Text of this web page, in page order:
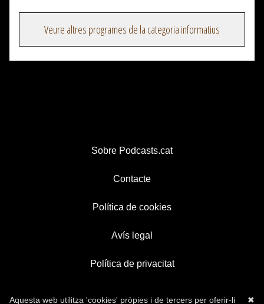
Veure altres programes de la categoria informatius
Sobre Podcasts.cat
Contacte
Política de cookies
Avís legal
Política de privacitat
✖
Aquesta web utilitza 'cookies' pròpies i de tercers per oferir-li